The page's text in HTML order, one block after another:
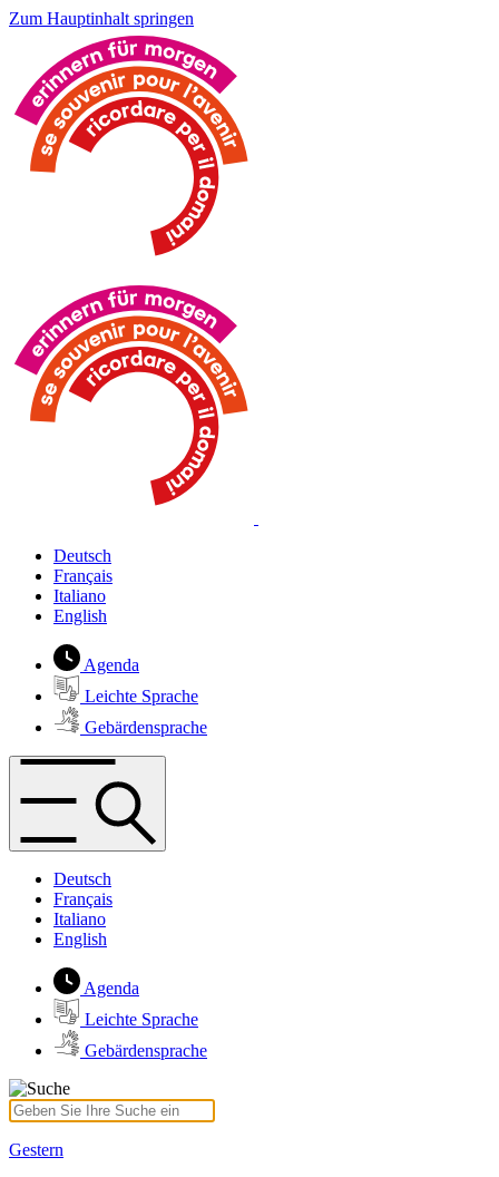
Zum Hauptinhalt springen
Deutsch
Français
Italiano
English
Agenda
Leichte Sprache
Gebärdensprache
Deutsch
Français
Italiano
English
Agenda
Leichte Sprache
Gebärdensprache
Gestern